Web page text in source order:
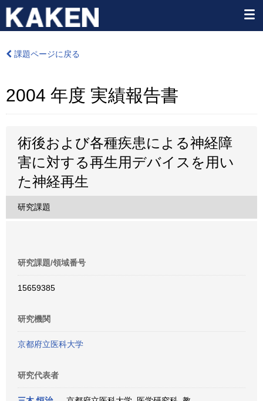
課題ページに戻る
2004 年度 実績報告書
術後および各種疾患による神経障
害に対する再生用デバイスを用い
た神経再生
研究課題
研究課題/領域番号
15659385
研究機関
京都府立医科大学
研究代表者